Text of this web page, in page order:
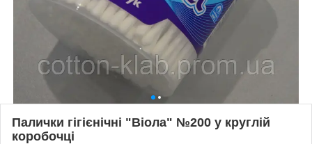
Палички гігієнічні "Віола" №200 у круглій
коробочці